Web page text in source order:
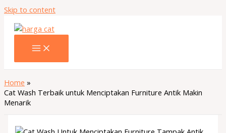
Skip to content
Home
Cat Wash Terbaik untuk Menciptakan Furniture Antik Makin
Menarik